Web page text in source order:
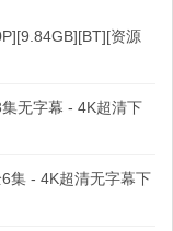
资源
无字幕 - 4K超清下
集 - 4K超清无字幕下